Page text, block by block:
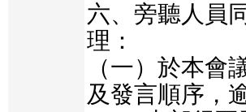
六、旁聽人員
理：
（一）於本會
及發言順序，